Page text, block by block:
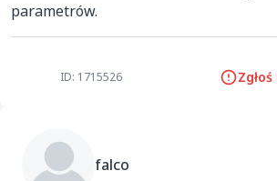
parametrów.
ID: 1715526
falco